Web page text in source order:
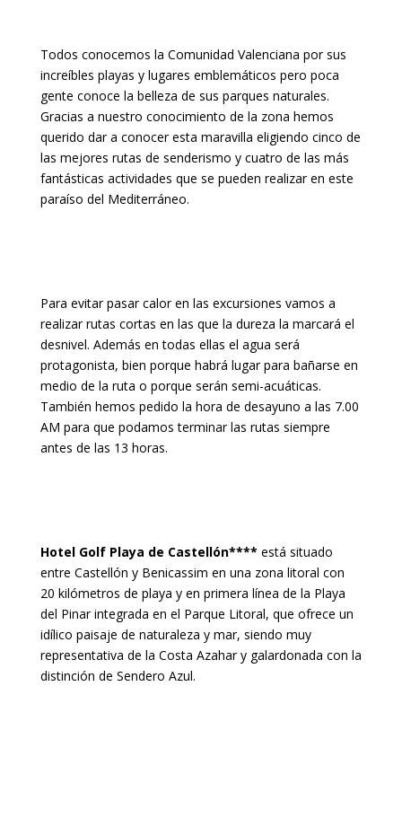
Todos conocemos la Comunidad Valenciana por sus
increíbles playas y lugares emblemáticos pero poca
gente conoce la belleza de sus parques naturales.
Gracias a nuestro conocimiento de la zona hemos
querido dar a conocer esta maravilla eligiendo cinco de
las mejores rutas de senderismo y cuatro de las más
fantásticas actividades que se pueden realizar en este
paraíso del Mediterráneo.
Para evitar pasar calor en las excursiones vamos a
realizar rutas cortas en las que la dureza la marcará el
desnivel. Además en todas ellas el agua será
protagonista, bien porque habrá lugar para bañarse en
medio de la ruta o porque serán semi-acuáticas.
También hemos pedido la hora de desayuno a las 7.00
AM para que podamos terminar las rutas siempre
antes de las 13 horas.
Hotel Golf Playa de Castellón**** está situado
entre Castellón y Benicassim en una zona litoral con
20 kilómetros de playa y en primera línea de la Playa
del Pinar integrada en el Parque Litoral, que ofrece un
idílico paisaje de naturaleza y mar, siendo muy
representativa de la Costa Azahar y galardonada con la
distinción de Sendero Azul.